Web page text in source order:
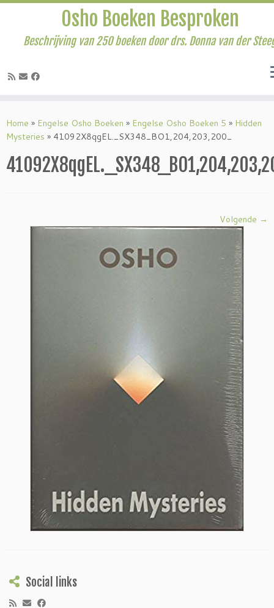
naar
inhoud
Osho Boeken Besproken
Beschrijving van 250 boeken door drs. Donna van der
Home » Engelse Osho Boeken » Engelse Osho Boeken 5 » Hidden
Mysteries » 41092X8qgEL._SX348_BO1,204,203,200_
Volgende →
Social links